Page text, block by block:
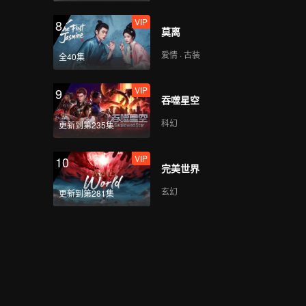
8
全40集
VIP
莫离
爱情 · 古装
9
更新到第235集
VIP
吞噬星空
科幻
10
更新到第281集
VIP
完美世界
玄幻